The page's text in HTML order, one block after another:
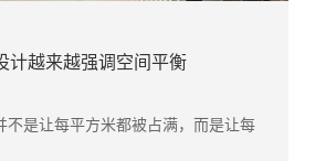
计越来越强调空间平衡
不是让每平方米都被占满，而是让每